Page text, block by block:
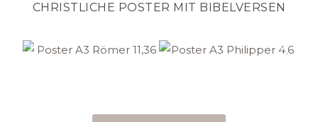
CHRISTLICHE POSTER MIT BIBELVERSEN